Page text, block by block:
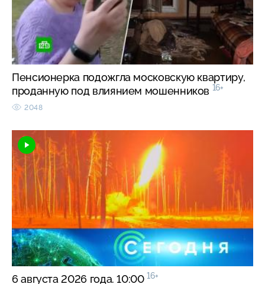
Пенсионерка подожгла московскую квартиру,
проданную под влиянием мошенников 16+
2048
6 августа 2026 года. 10:00 16+